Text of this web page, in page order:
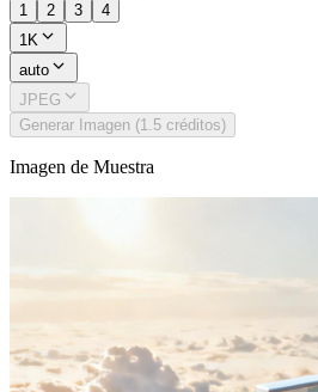
1 2 3
4
1K
auto
JPEG
Generar Imagen (1.5 créditos)
Imagen de Muestra